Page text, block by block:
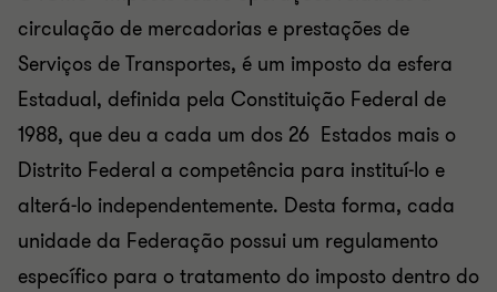
circulação de mercadorias e prestações de
Serviços de Transportes, é um imposto da esfera
Estadual, definida pela Constituição Federal de
1988, que deu a cada um dos 26 Estados mais o
Distrito Federal a competência para instituí-lo e
alterá-lo independentemente. Desta forma, cada
unidade da Federação possui um regulamento
específico para o tratamento do imposto dentro do